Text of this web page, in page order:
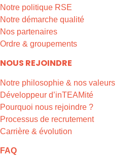
Notre politique RSE
Notre démarche qualité
Nos partenaires
Ordre & groupements
NOUS REJOINDRE
Notre philosophie & nos valeurs
Développeur d’inTEAMité
Pourquoi nous rejoindre ?
Processus de recrutement
Carrière & évolution
FAQ